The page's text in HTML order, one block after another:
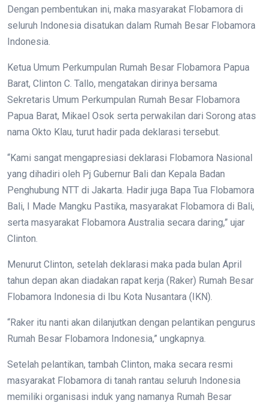
Dengan pembentukan ini, maka masyarakat Flobamora di
seluruh Indonesia disatukan dalam Rumah Besar Flobamora
Indonesia.
Ketua Umum Perkumpulan Rumah Besar Flobamora Papua
Barat, Clinton C. Tallo, mengatakan dirinya bersama
Sekretaris Umum Perkumpulan Rumah Besar Flobamora
Papua Barat, Mikael Osok serta perwakilan dari Sorong atas
nama Okto Klau, turut hadir pada deklarasi tersebut.
“Kami sangat mengapresiasi deklarasi Flobamora Nasional
yang dihadiri oleh Pj Gubernur Bali dan Kepala Badan
Penghubung NTT di Jakarta. Hadir juga Bapa Tua Flobamora
Bali, I Made Mangku Pastika, masyarakat Flobamora di Bali,
serta masyarakat Flobamora Australia secara daring,” ujar
Clinton.
Menurut Clinton, setelah deklarasi maka pada bulan April
tahun depan akan diadakan rapat kerja (Raker) Rumah Besar
Flobamora Indonesia di Ibu Kota Nusantara (IKN).
“Raker itu nanti akan dilanjutkan dengan pelantikan pengurus
Rumah Besar Flobamora Indonesia,” ungkapnya.
Setelah pelantikan, tambah Clinton, maka secara resmi
masyarakat Flobamora di tanah rantau seluruh Indonesia
memiliki organisasi induk yang namanya Rumah Besar